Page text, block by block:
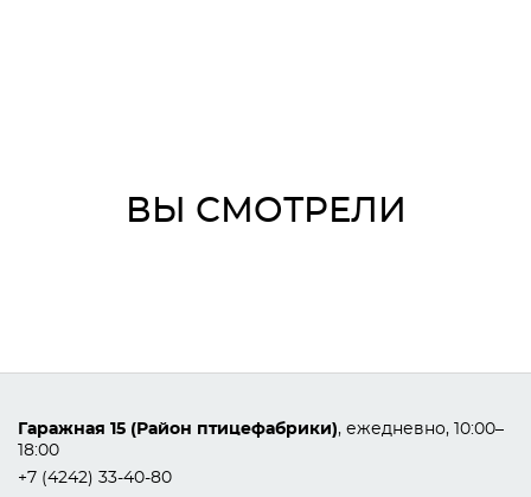
ВЫ СМОТРЕЛИ
Гаражная 15 (Район птицефабрики), ежедневно, 10:00–
18:00
+7 (4242) 33-40-80